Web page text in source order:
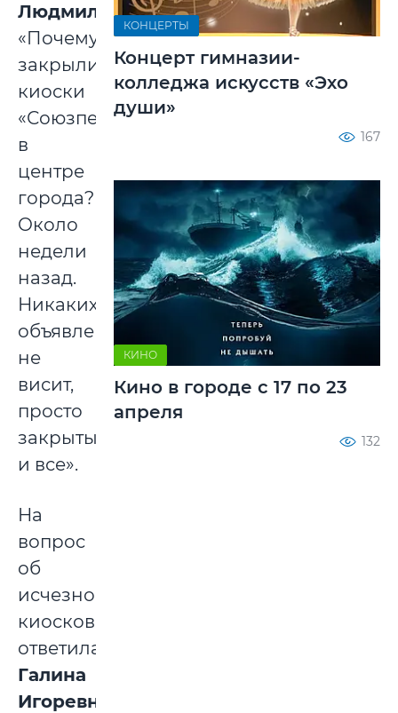
Людмила
«Почему
закрылись
киоски
«Союзпечать»
в
центре
города?
Около
недели
назад.
Никаких
объявлений
не
висит,
просто
закрыты
и все».
На
вопрос
об
исчезновении
киосков
ответила
Галина
Игоревна
КОНЦЕРТЫ
Концерт гимназии-
колледжа искусств «Эхо
души»
167
КИНО
Кино в городе с 17 по 23
апреля
132